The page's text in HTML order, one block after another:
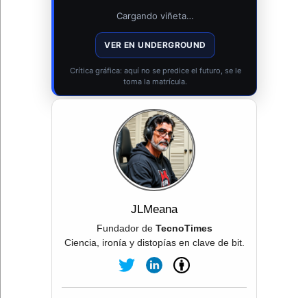
Cargando viñeta…
VER EN UNDERGROUND
Crítica gráfica: aquí no se predice el futuro, se le
toma la matrícula.
JLMeana
Fundador de TecnoTimes
Ciencia, ironía y distopías en clave de bit.